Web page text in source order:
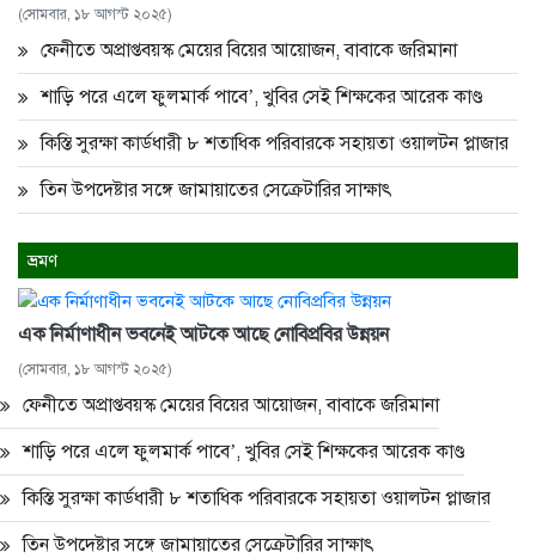
(সোমবার, ১৮ আগস্ট ২০২৫)
ফেনীতে অপ্রাপ্তবয়স্ক মেয়ের বিয়ের আয়োজন, বাবাকে জরিমানা
শাড়ি পরে এলে ফুলমার্ক পাবে’, খুবির সেই শিক্ষকের আরেক কাণ্ড
কিস্তি সুরক্ষা কার্ডধারী ৮ শতাধিক পরিবারকে সহায়তা ওয়ালটন প্লাজার
তিন উপদেষ্টার সঙ্গে জামায়াতের সেক্রেটারির সাক্ষাৎ
ভ্রমণ
এক নির্মাণাধীন ভবনেই আটকে আছে নোবিপ্রবির উন্নয়ন
(সোমবার, ১৮ আগস্ট ২০২৫)
ফেনীতে অপ্রাপ্তবয়স্ক মেয়ের বিয়ের আয়োজন, বাবাকে জরিমানা
শাড়ি পরে এলে ফুলমার্ক পাবে’, খুবির সেই শিক্ষকের আরেক কাণ্ড
কিস্তি সুরক্ষা কার্ডধারী ৮ শতাধিক পরিবারকে সহায়তা ওয়ালটন প্লাজার
তিন উপদেষ্টার সঙ্গে জামায়াতের সেক্রেটারির সাক্ষাৎ